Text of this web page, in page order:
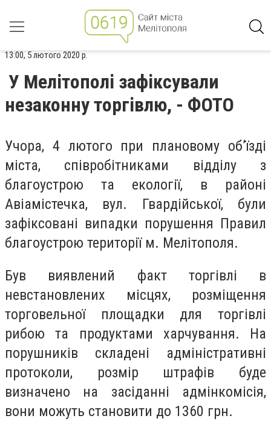
13:00, 5 лютого 2020 р.
У Мелітополі зафіксували
незаконну торгівлю, - ФОТО
Учора, 4 лютого при плановому об’їзді
міста, співробітниками відділу з
благоустрою та екології, в районі
Авіамістечка, вул. Гвардійської, були
зафіксовані випадки порушення Правил
благоустрою території м. Мелітополя.
Був виявлений факт торгівлі в
невстановлених місцях, розміщення
торговельної площадки для торгівлі
рибою та продуктами харчування. На
порушників складені адміністративні
протоколи, розмір штрафів буде
визначено на засіданні адмінкомісія,
вони можуть становити до 1360 грн.